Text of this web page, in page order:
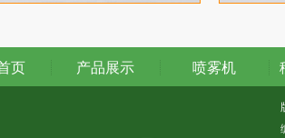
页 产品展示 喷雾机